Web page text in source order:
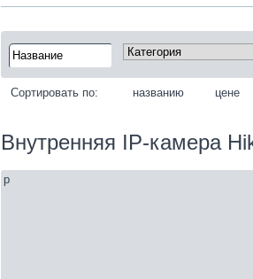
Сортировать по: названию цене
Внутренняя IP‑камера
p